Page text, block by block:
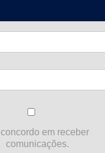
em receber
comunicações.